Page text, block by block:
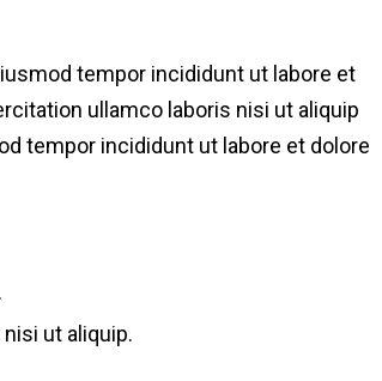
tempor incididunt ut labore et
ullamco laboris nisi ut aliquip
tempor incididunt ut labore et dolore
ut aliquip.